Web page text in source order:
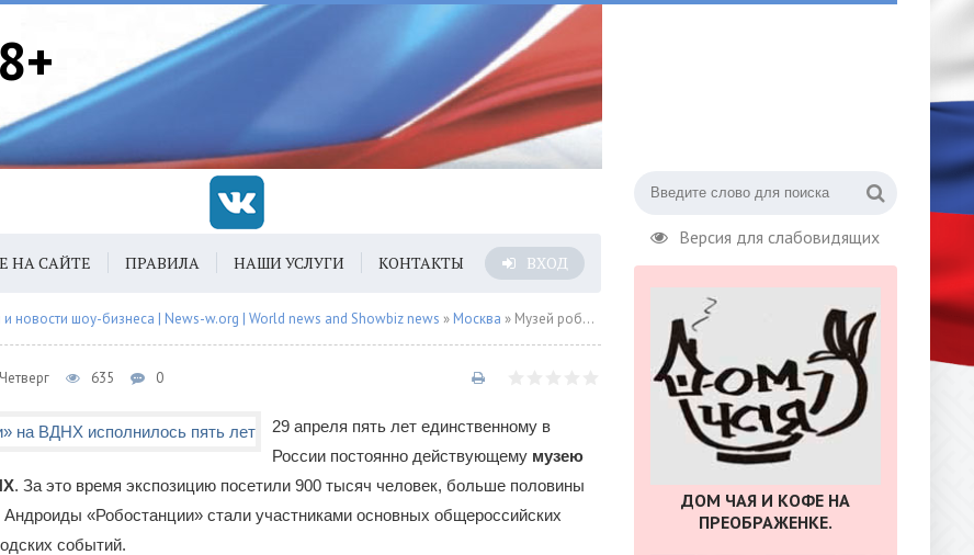
Версия для слабовидящих
НА САЙТЕ ПРАВИЛА НАШИ УСЛУГИ КОНТАКТЫ ВХОД
новости шоу-бизнеса | News-w.org | World news and Showbiz news » Москва » Музей роботов на ВДНХ
635 0
29 апреля пять лет единственному в
России постоянно действующему музею
. За это время экспозицию посетили 900 тысяч человек, больше половины
Андроиды «Робостанции» стали участниками основных общероссийских
событий.
ДОМ ЧАЯ И КОФЕ НА
ПРЕОБРАЖЕНКЕ.